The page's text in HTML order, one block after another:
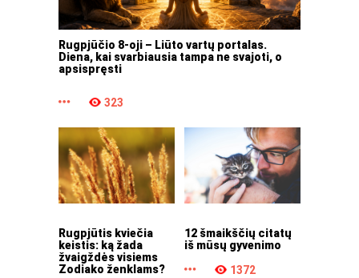
Rugpjūčio 8-oji – Liūto vartų portalas.
Diena, kai svarbiausia tampa ne svajoti, o
apsispręsti
323
Rugpjūtis kviečia
keistis: ką žada
žvaigždės visiems
Zodiako ženklams?
12 šmaikščių citatų
iš mūsų gyvenimo
1372